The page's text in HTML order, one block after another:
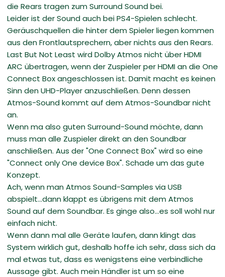
die Rears tragen zum Surround Sound bei.
Leider ist der Sound auch bei PS4-Spielen schlecht.
Geräuschquellen die hinter dem Spieler liegen kommen
aus den Frontlautsprechern, aber nichts aus den Rears.
Last But Not Least wird Dolby Atmos nicht über HDMI
ARC übertragen, wenn der Zuspieler per HDMI an die One
Connect Box angeschlossen ist. Damit macht es keinen
Sinn den UHD-Player anzuschließen. Denn dessen
Atmos-Sound kommt auf dem Atmos-Soundbar nicht
an.
Wenn ma also guten Surround-Sound möchte, dann
muss man alle Zuspieler direkt an den Soundbar
anschließen. Aus der "One Connect Box" wird so eine
"Connect only One device Box". Schade um das gute
Konzept.
Ach, wenn man Atmos Sound-Samples via USB
abspielt...dann klappt es übrigens mit dem Atmos
Sound auf dem Soundbar. Es ginge also...es soll wohl nur
einfach nicht.
Wenn dann mal alle Geräte laufen, dann klingt das
System wirklich gut, deshalb hoffe ich sehr, dass sich da
mal etwas tut, dass es wenigstens eine verbindliche
Aussage gibt. Auch mein Händler ist um so eine